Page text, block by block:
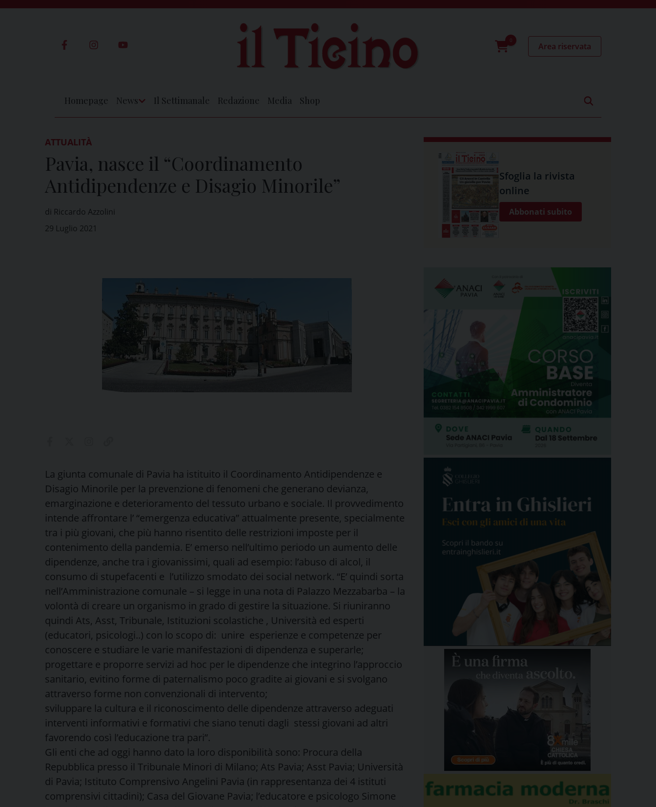
0
Area riservata
Homepage News Il Settimanale Redazione Media Shop
ATTUALITÀ
Pavia, nasce il “Coordinamento
Antidipendenze e Disagio Minorile”
di Riccardo Azzolini
29 Luglio 2021
La giunta comunale di Pavia ha istituito il Coordinamento Antidipendenze e
Disagio Minorile per la prevenzione di fenomeni che generano devianza,
emarginazione e deterioramento del tessuto urbano e sociale. Il provvedimento
intende affrontare l’ “emergenza educativa” attualmente presente, specialmente
tra i più giovani, che più hanno risentito delle restrizioni imposte per il
contenimento della pandemia. E’ emerso nell’ultimo periodo un aumento delle
dipendenze, anche tra i giovanissimi, quali ad esempio: l’abuso di alcol, il
consumo di stupefacenti e l’utilizzo smodato dei social network. “E’ quindi sorta
nell’Amministrazione comunale – si legge in una nota di Palazzo Mezzabarba – la
volontà di creare un organismo in grado di gestire la situazione. Si riuniranno
quindi Ats, Asst, Tribunale, Istituzioni scolastiche , Università ed esperti
(educatori, psicologi..) con lo scopo di: unire esperienze e competenze per
conoscere e studiare le varie manifestazioni di dipendenza e superarle;
progettare e proporre servizi ad hoc per le dipendenze che integrino l’approccio
sanitario, evitino forme di paternalismo poco gradite ai giovani e si svolgano
attraverso forme non convenzionali di intervento;
sviluppare la cultura e il riconoscimento delle dipendenze attraverso adeguati
interventi informativi e formativi che siano tenuti dagli stessi giovani ad altri
favorendo così l’educazione tra pari”.
Gli enti che ad oggi hanno dato la loro disponibilità sono: Procura della
Repubblica presso il Tribunale Minori di Milano; Ats Pavia; Asst Pavia; Università
di Pavia; Istituto Comprensivo Angelini Pavia (in rappresentanza dei 4 istituti
comprensivi cittadini); Casa del Giovane Pavia; l’educatore e psicologo Simone
Sfoglia la rivista
online
Abbonati subito